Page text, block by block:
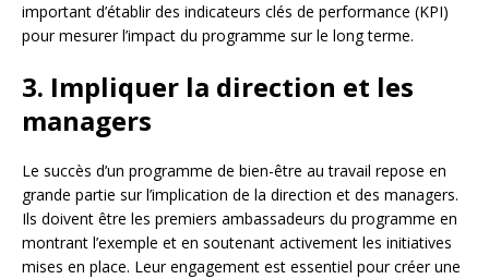
important d’établir des indicateurs clés de performance (KPI)
pour mesurer l’impact du programme sur le long terme.
3. Impliquer la direction et les
managers
Le succès d’un programme de bien-être au travail repose en
grande partie sur l’implication de la direction et des managers.
Ils doivent être les premiers ambassadeurs du programme en
montrant l’exemple et en soutenant activement les initiatives
mises en place. Leur engagement est essentiel pour créer une